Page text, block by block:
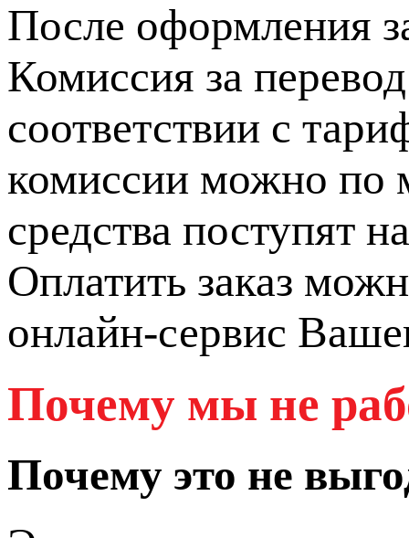
После оформления
Комиссия за
соответствии с
комиссии можно по
средства поступят
Оплатить заказ
онлайн-сервис
Почему мы не
Почему это не